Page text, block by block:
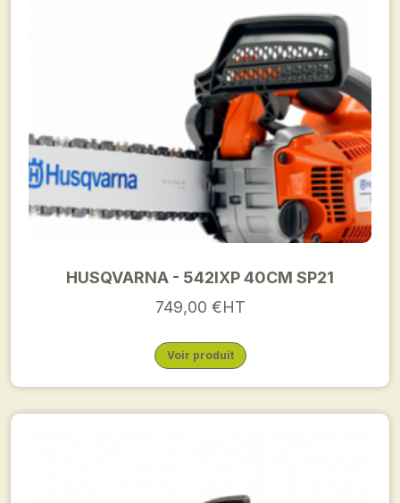
HUSQVARNA - 542IXP 40CM SP21
749,00 €HT
Voir produit